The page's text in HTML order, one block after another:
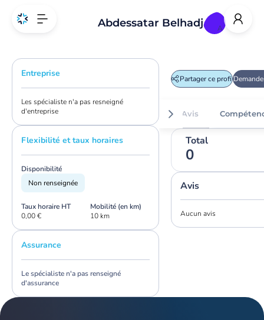
Entreprise
Les spécialiste n'a pas resneigné
d'entreprise
Flexibilité et taux horaires
Disponibilité
Non renseignée
Taux horaire HT
0,00 €
Mobilité (en km)
10 km
Assurance
Le spécialiste n'a pas renseigné
d'assurance
A
Abdessatar Belhadj
Partager ce profil
Avis
Total
0
Avis
Aucun avis